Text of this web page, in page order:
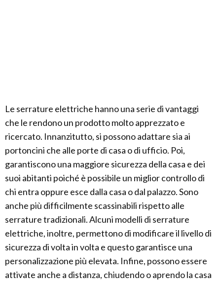
Le serrature elettriche hanno una serie di vantaggi
che le rendono un prodotto molto apprezzato e
ricercato. Innanzitutto, si possono adattare sia ai
portoncini che alle porte di casa o di ufficio. Poi,
garantiscono una maggiore sicurezza della casa e dei
suoi abitanti poiché è possibile un miglior controllo di
chi entra oppure esce dalla casa o dal palazzo. Sono
anche più difficilmente scassinabili rispetto alle
serrature tradizionali. Alcuni modelli di serrature
elettriche, inoltre, permettono di modificare il livello di
sicurezza di volta in volta e questo garantisce una
personalizzazione più elevata. Infine, possono essere
attivate anche a distanza, chiudendo o aprendo la casa